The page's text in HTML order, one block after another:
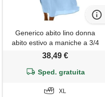
Generico abito lino donna
abito estivo a maniche a 3/4
vacanza comodo taglie forti
a v largo vestiti da spiaggia
vacanze, lavoro e uso
38,49 €
Sped. gratuita
XL